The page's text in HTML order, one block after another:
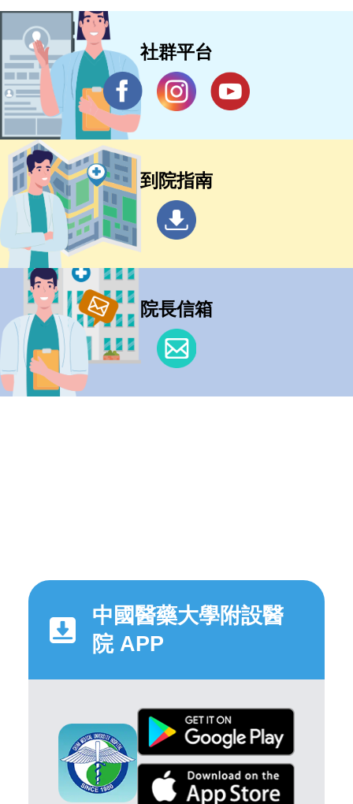
社群平台
到院指南
院長信箱
中國醫藥大學附設醫
院 APP